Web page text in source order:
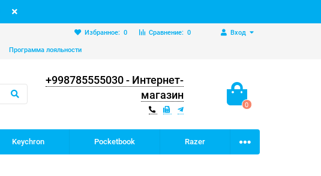
Вход
Сравнение: 0
Избранное: 0
Программа лояльности
+998785555030 - Интернет-
магазин
0
Keychron Pocketbook Razer